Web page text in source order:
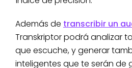
Además de transcribir un
Transkriptor podrá analizar
que escuche, y generar
inteligentes que te serán de